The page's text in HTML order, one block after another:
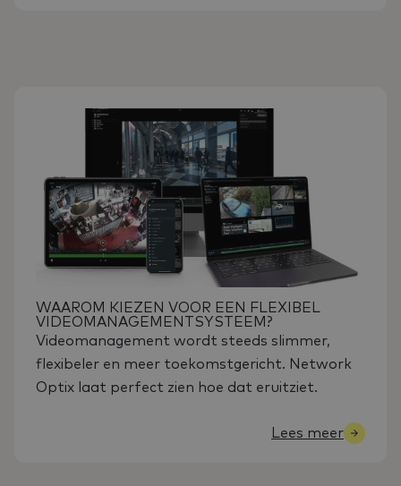
WAAROM KIEZEN VOOR EEN FLEXIBEL
VIDEOMANAGEMENTSYSTEEM?
Videomanagement wordt steeds slimmer,
flexibeler en meer toekomstgericht. Network
Optix laat perfect zien hoe dat eruitziet.
Lees meer